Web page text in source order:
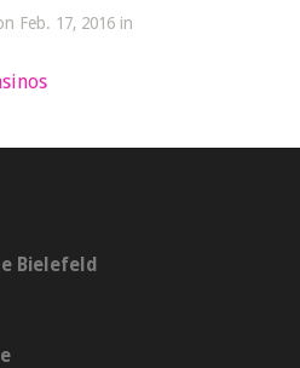
Feb. 17, 2016 in
Bielefeld